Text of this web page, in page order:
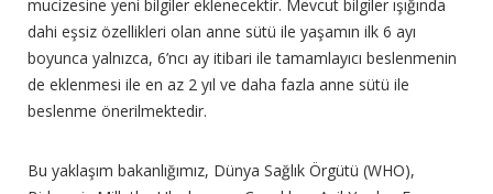
mucizesine yeni bilgiler eklenecektir. Mevcut bilgiler ışığında
dahi eşsiz özellikleri olan anne sütü ile yaşamın ilk 6 ayı
boyunca yalnızca, 6’ncı ay itibari ile tamamlayıcı beslenmenin
de eklenmesi ile en az 2 yıl ve daha fazla anne sütü ile
beslenme önerilmektedir.
Bu yaklaşım bakanlığımız, Dünya Sağlık Örgütü (WHO),